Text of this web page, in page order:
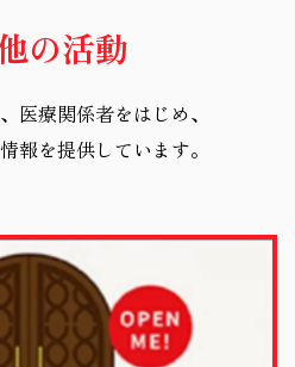
の活動
医療関係者をはじめ、
報を提供しています。